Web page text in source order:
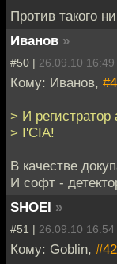
Против такого
Иванов »
#50 | 26.09.10 16:49
Кому: Иванов,
> И
> I'CIA!
В качестве
И софт -
SHOEI »
#51 | 26.09.10 16:54
Кому: Goblin, #42